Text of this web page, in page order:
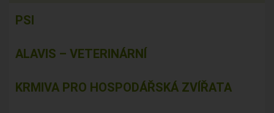
PSI
ALAVIS – VETERINÁRNÍ
KRMIVA PRO HOSPODÁŘSKÁ ZVÍŘATA